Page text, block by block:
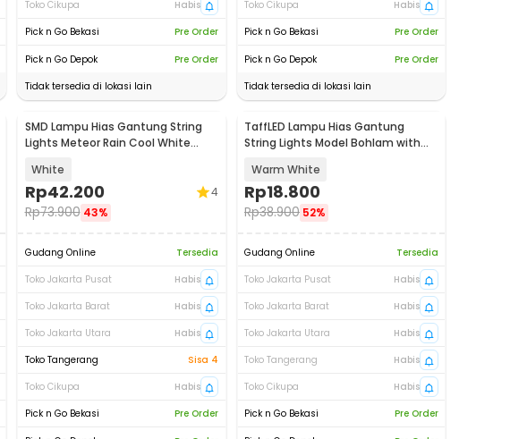
Toko Cikupa
Habis
Pick n Go Bekasi
Pre Order
Pick n Go Depok
Pre Order
Tidak tersedia di lokasi lain
Toko Cikupa
Habis
Pick n Go Bekasi
Pre Order
Pick n Go Depok
Pre Order
Tidak tersedia di lokasi lain
SMD Lampu Hias Gantung String
Lights Meteor Rain Cool White
White
Rp42.200
Rp73.900 43%
4
Gudang Online
Tersedia
Toko Jakarta Pusat
Habis
Toko Jakarta Barat
Habis
Toko Jakarta Utara
Habis
Toko Tangerang
Sisa 4
Toko Cikupa
Habis
Pick n Go Bekasi
Pre Order
TaffLED Lampu Hias Gantung
String Lights Model Bohlam with
Warm White
Rp18.800
Rp38.900 52%
Gudang Online
Tersedia
Toko Jakarta Pusat
Habis
Toko Jakarta Barat
Habis
Toko Jakarta Utara
Habis
Toko Tangerang
Habis
Toko Cikupa
Habis
Pick n Go Bekasi
Pre Order